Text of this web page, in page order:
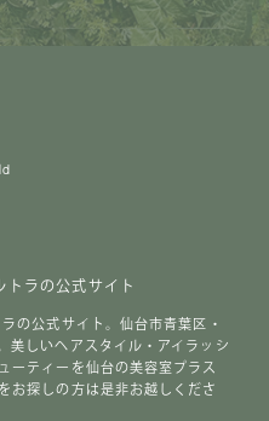
トラの公式サイト
の公式サイト。仙台市青葉区・
美しいヘアスタイル・アイラッシ
ーティーを仙台の美容室プラス
お探しの方は是非お越しくださ